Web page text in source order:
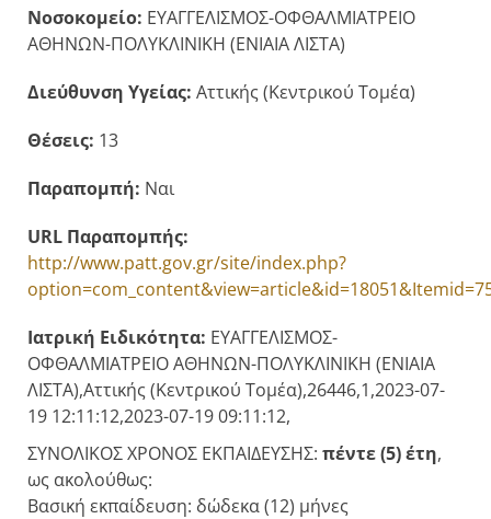
Νοσοκομείο: ΕΥΑΓΓΕΛΙΣΜΟΣ-ΟΦΘΑΛΜΙΑΤΡΕΙΟ
ΑΘΗΝΩΝ-ΠΟΛΥΚΛΙΝΙΚΗ (ΕΝΙΑΙΑ ΛΙΣΤΑ)
Διεύθυνση Υγείας: Αττικής (Κεντρικού Τομέα)
Θέσεις: 13
Παραπομπή: Ναι
URL Παραπομπής:
http://www.patt.gov.gr/site/index.php?
Ιατρική Ειδικότητα: ΕΥΑΓΓΕΛΙΣΜΟΣ-
ΟΦΘΑΛΜΙΑΤΡΕΙΟ ΑΘΗΝΩΝ-ΠΟΛΥΚΛΙΝΙΚΗ (ΕΝΙΑΙΑ
ΛΙΣΤΑ),Αττικής (Κεντρικού Τομέα),26446,1,2023-07-
19 12:11:12,2023-07-19 09:11:12,
ΣΥΝΟΛΙΚΟΣ ΧΡΟΝΟΣ ΕΚΠΑΙΔΕΥΣΗΣ: πέντε (5) έτη,
ως ακολούθως:
Βασική εκπαίδευση: δώδεκα (12) μήνες